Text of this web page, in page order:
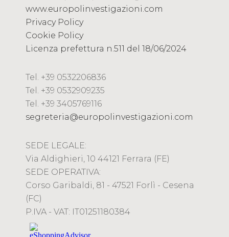
www.europolinvestigazioni.com
Privacy Policy
Cookie Policy
Licenza prefettura n.511 del 18/06/2024
Tel. +39 0532206836
Tel. +39 0532909235
Tel. +39 3405769116
segreteria@europolinvestigazioni.com
SEDE LEGALE:
Via Aldighieri, 10 44121 Ferrara (FE)
SEDE OPERATIVA:
Corso Garibaldi, 81 - 47521 Forlì - Cesena
(FC)
P.IVA - VAT: IT01251180384